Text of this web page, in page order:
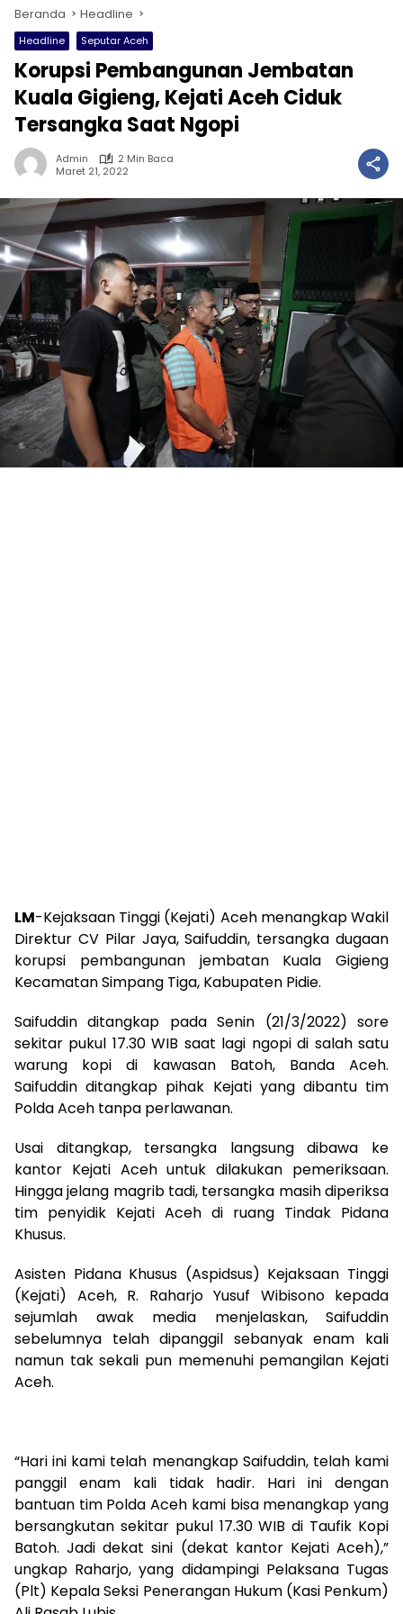
Beranda Headline
Headline Seputar Aceh
Korupsi Pembangunan Jembatan
Kuala Gigieng, Kejati Aceh Ciduk
Tersangka Saat Ngopi
Admin
2 Min Baca
Maret 21, 2022
LM-Kejaksaan Tinggi (Kejati) Aceh menangkap Wakil
Direktur CV Pilar Jaya, Saifuddin, tersangka dugaan
korupsi pembangunan jembatan Kuala Gigieng
Kecamatan Simpang Tiga, Kabupaten Pidie.
Saifuddin ditangkap pada Senin (21/3/2022) sore
sekitar pukul 17.30 WIB saat lagi ngopi di salah satu
warung kopi di kawasan Batoh, Banda Aceh.
Saifuddin ditangkap pihak Kejati yang dibantu tim
Polda Aceh tanpa perlawanan.
Usai ditangkap, tersangka langsung dibawa ke
kantor Kejati Aceh untuk dilakukan pemeriksaan.
Hingga jelang magrib tadi, tersangka masih diperiksa
tim penyidik Kejati Aceh di ruang Tindak Pidana
Khusus.
Asisten Pidana Khusus (Aspidsus) Kejaksaan Tinggi
(Kejati) Aceh, R. Raharjo Yusuf Wibisono kepada
sejumlah awak media menjelaskan, Saifuddin
sebelumnya telah dipanggil sebanyak enam kali
namun tak sekali pun memenuhi pemangilan Kejati
Aceh.
“Hari ini kami telah menangkap Saifuddin, telah kami
panggil enam kali tidak hadir. Hari ini dengan
bantuan tim Polda Aceh kami bisa menangkap yang
bersangkutan sekitar pukul 17.30 WIB di Taufik Kopi
Batoh. Jadi dekat sini (dekat kantor Kejati Aceh),”
ungkap Raharjo, yang didampingi Pelaksana Tugas
(Plt) Kepala Seksi Penerangan Hukum (Kasi Penkum)